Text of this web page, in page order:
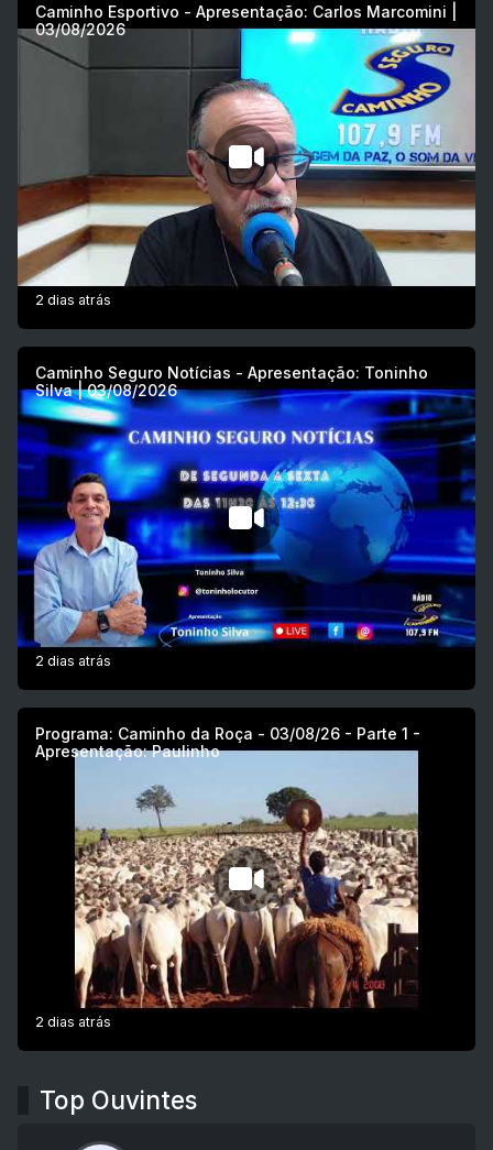
Caminho Esportivo - Apresentação: Carlos Marcomini |
03/08/2026
2 dias atrás
Caminho Seguro Notícias - Apresentação: Toninho
Silva | 03/08/2026
2 dias atrás
Programa: Caminho da Roça - 03/08/26 - Parte 1 -
Apresentação: Paulinho
2 dias atrás
Top Ouvintes